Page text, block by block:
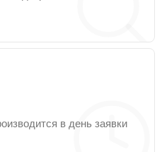
в день заявки